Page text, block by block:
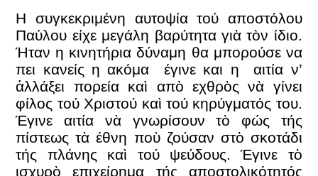
Η συγκεκριμένη αυτοψία τού αποστόλου
Παύλου είχε μεγάλη βαρύτητα γιὰ τὸν ίδιο.
Ήταν η κινητήρια δύναμη θα μπορούσε να
πει κανείς η ακόμα έγινε και η αιτία ν’
ἀλλάξει πορεία καὶ απὸ εχθρὸς νὰ γίνει
φίλος τού Χριστού καὶ τού κηρύγματός του.
Έγινε αιτία νὰ γνωρίσουν τὸ φώς τής
πίστεως τὰ έθνη ποὺ ζούσαν στὸ σκοτάδι
τής πλάνης καὶ τού ψεύδους. Έγινε τὸ
ισχυρὸ επιχείρημα τής αποστολικότητός